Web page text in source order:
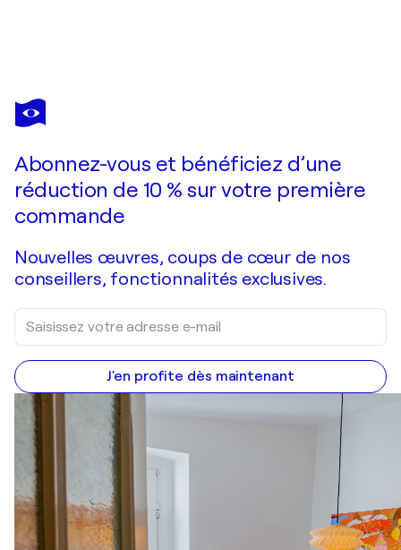
WAYNE SLEETH
SALE : Landscape Composition (Eaux Calmes)
Abonnez-vous et bénéficiez d’une
réduction de 10 % sur votre première
commande
Nouvelles œuvres, coups de cœur de nos
conseillers, fonctionnalités exclusives.
J'en profite dès maintenant